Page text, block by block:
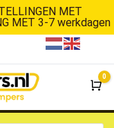
MET
MET 3-7 werkdagen
0